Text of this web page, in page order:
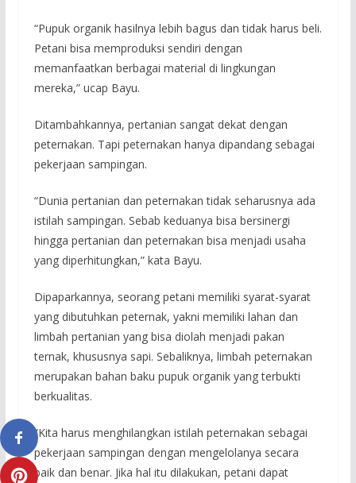
“Pupuk organik hasilnya lebih bagus dan tidak harus beli.
Petani bisa memproduksi sendiri dengan
memanfaatkan berbagai material di lingkungan
mereka,” ucap Bayu.
Ditambahkannya, pertanian sangat dekat dengan
peternakan. Tapi peternakan hanya dipandang sebagai
pekerjaan sampingan.
“Dunia pertanian dan peternakan tidak seharusnya ada
istilah sampingan. Sebab keduanya bisa bersinergi
hingga pertanian dan peternakan bisa menjadi usaha
yang diperhitungkan,” kata Bayu.
Dipaparkannya, seorang petani memiliki syarat-syarat
yang dibutuhkan peternak, yakni memiliki lahan dan
limbah pertanian yang bisa diolah menjadi pakan
ternak, khususnya sapi. Sebaliknya, limbah peternakan
merupakan bahan baku pupuk organik yang terbukti
berkualitas.
“Kita harus menghilangkan istilah peternakan sebagai
pekerjaan sampingan dengan mengelolanya secara
baik dan benar. Jika hal itu dilakukan, petani dapat